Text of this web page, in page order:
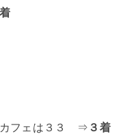
カフェは３３ ⇒ ３着